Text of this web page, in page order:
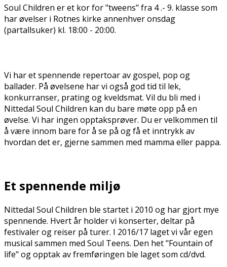
Soul Children er et kor for "tweens" fra 4 .- 9. klasse som
har øvelser i Rotnes kirke annenhver onsdag
(partallsuker) kl. 18:00 - 20:00.
Vi har et spennende repertoar av gospel, pop og
ballader. På øvelsene har vi også god tid til lek,
konkurranser, prating og kveldsmat. Vil du bli med i
Nittedal Soul Children kan du bare møte opp på en
øvelse. Vi har ingen opptaksprøver. Du er velkommen til
å være innom bare for å se på og få et inntrykk av
hvordan det er, gjerne sammen med mamma eller pappa.
Et spennende miljø
Nittedal Soul Children ble startet i 2010 og har gjort mye
spennende. Hvert år holder vi konserter, deltar på
festivaler og reiser på turer. I 2016/17 laget vi vår egen
musical sammen med Soul Teens. Den het "Fountain of
life" og opptak av fremføringen ble laget som cd/dvd.